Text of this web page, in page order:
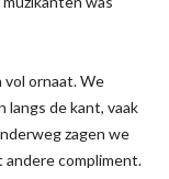
vol ornaat. We
langs de kant, vaak
zagen we
andere compliment.